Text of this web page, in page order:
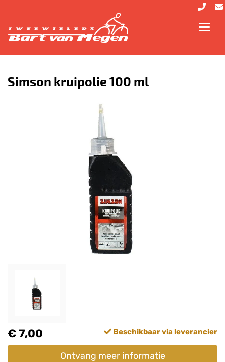
Simson kruipolie 100 ml
€ 7,00 Beschikbaar via leverancier
Ontvang meer informatie